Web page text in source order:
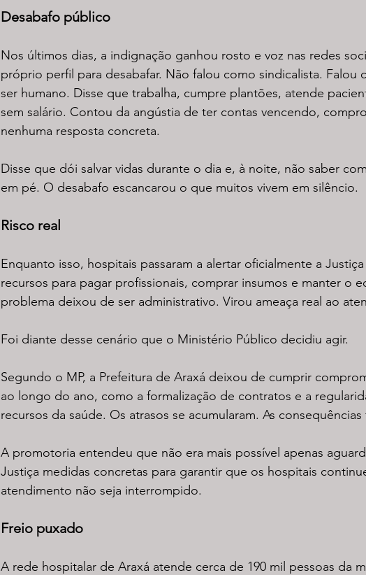
Desabafo público
Nos últimos dias, a indignação ganhou rosto e voz nas redes
próprio perfil para desabafar. Não falou como sindicalista. Falou
ser humano. Disse que trabalha, cumpre plantões, atende
sem salário. Contou da angústia de ter contas vencendo,
nenhuma resposta concreta.
Disse que dói salvar vidas durante o dia e, à noite, não saber
em pé. O desabafo escancarou o que muitos vivem em silêncio.
Risco real
Enquanto isso, hospitais passaram a alertar oficialmente a
recursos para pagar profissionais, comprar insumos e manter o
problema deixou de ser administrativo. Virou ameaça real ao
Foi diante desse cenário que o Ministério Público decidiu agir.
Segundo o MP, a Prefeitura de Araxá deixou de cumprir
ao longo do ano, como a formalização de contratos e a
recursos da saúde. Os atrasos se acumularam. As consequências
A promotoria entendeu que não era mais possível apenas
Justiça medidas concretas para garantir que os hospitais
atendimento não seja interrompido.
Freio puxado
A rede hospitalar de Araxá atende cerca de 190 mil pessoas da